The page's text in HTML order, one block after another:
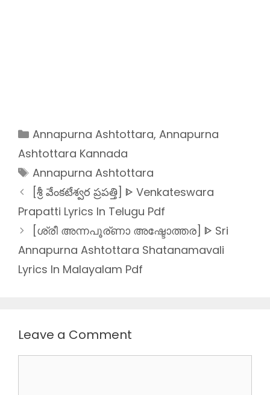
Categories
Annapurna Ashtottara, Annapurna
Ashtottara Kannada
Tags
Annapurna Ashtottara
[శ్రీ వేంకటేశ్వర ప్రపత్తి] ᐈ Venkateswara
Prapatti Lyrics In Telugu Pdf
[ശ്രീ അന്നപൂര്ണാ അഷ്ടോത്തര] ᐈ Sri
Annapurna Ashtottara Shatanamavali
Lyrics In Malayalam Pdf
Leave a Comment